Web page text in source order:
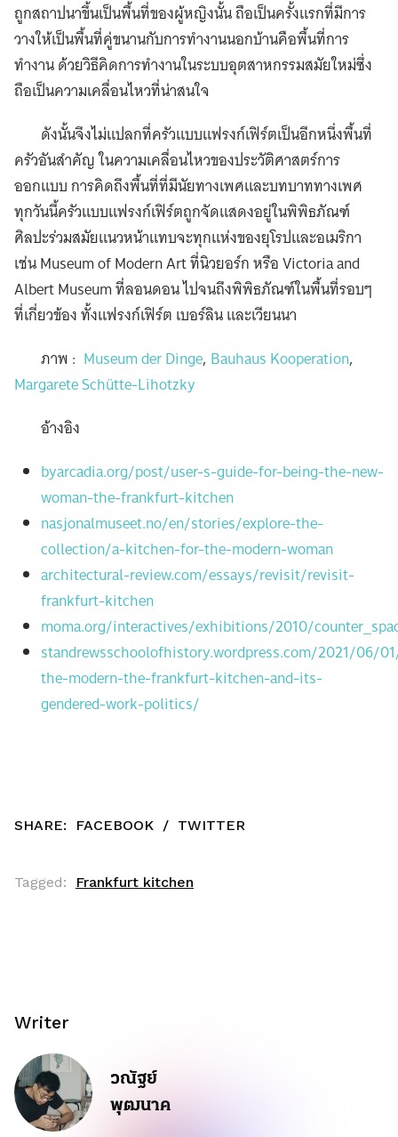
ถูกสถาปนาขึ้นเป็นพื้นที่ของผู้หญิงนั้น ถือเป็นครั้งแรกที่มีการ
วางให้เป็นพื้นที่คู่ขนานกับการทำงานนอกบ้านคือพื้นที่การ
ทำงาน ด้วยวิธีคิดการทำงานในระบบอุตสาหกรรมสมัยใหม่ซึ่ง
ถือเป็นความเคลื่อนไหวที่น่าสนใจ
ดังนั้นจึงไม่แปลกที่ครัวแบบแฟรงก์เฟิร์ตเป็นอีกหนึ่งพื้นที่
ครัวอันสำคัญ ในความเคลื่อนไหวของประวัติศาสตร์การ
ออกแบบ การคิดถึงพื้นที่ที่มีนัยทางเพศและบทบาททางเพศ
ทุกวันนี้ครัวแบบแฟรงก์เฟิร์ตถูกจัดแสดงอยู่ในพิพิธภัณฑ์
ศิลปะร่วมสมัยแนวหน้าแทบจะทุกแห่งของยุโรปและอเมริกา
เช่น Museum of Modern Art ที่นิวยอร์ก หรือ Victoria and
Albert Museum ที่ลอนดอน ไปจนถึงพิพิธภัณฑ์ในพื้นที่รอบๆ
ที่เกี่ยวข้อง ทั้งแฟรงก์เฟิร์ต เบอร์ลิน และเวียนนา
ภาพ : Museum der Dinge, Bauhaus Kooperation,
Margarete Schütte-Lihotzky
อ้างอิง
byarcadia.org/post/user-s-guide-for-being-the-new-
woman-the-frankfurt-kitchen
nasjonalmuseet.no/en/stories/explore-the-
collection/a-kitchen-for-the-modern-woman
architectural-review.com/essays/revisit/revisit-
frankfurt-kitchen
moma.org/interactives/exhibitions/2010/
standrewsschoolofhistory.wordpress.com/2021/06/
the-modern-the-frankfurt-kitchen-and-its-
gendered-work-politics/
SHARE: FACEBOOK / TWITTER
Tagged: Frankfurt kitchen
Writer
วณัฐย์
พุฒนาค